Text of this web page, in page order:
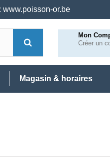
www.poisson-or.be
Mon
Créer un
Magasin & horaires